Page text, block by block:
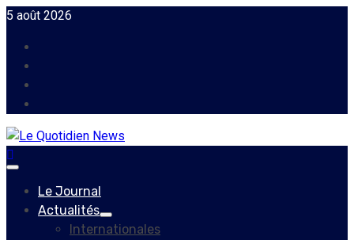
Skip
content
5 août 2026
Primary
Le Journal
Actualités
Internationales